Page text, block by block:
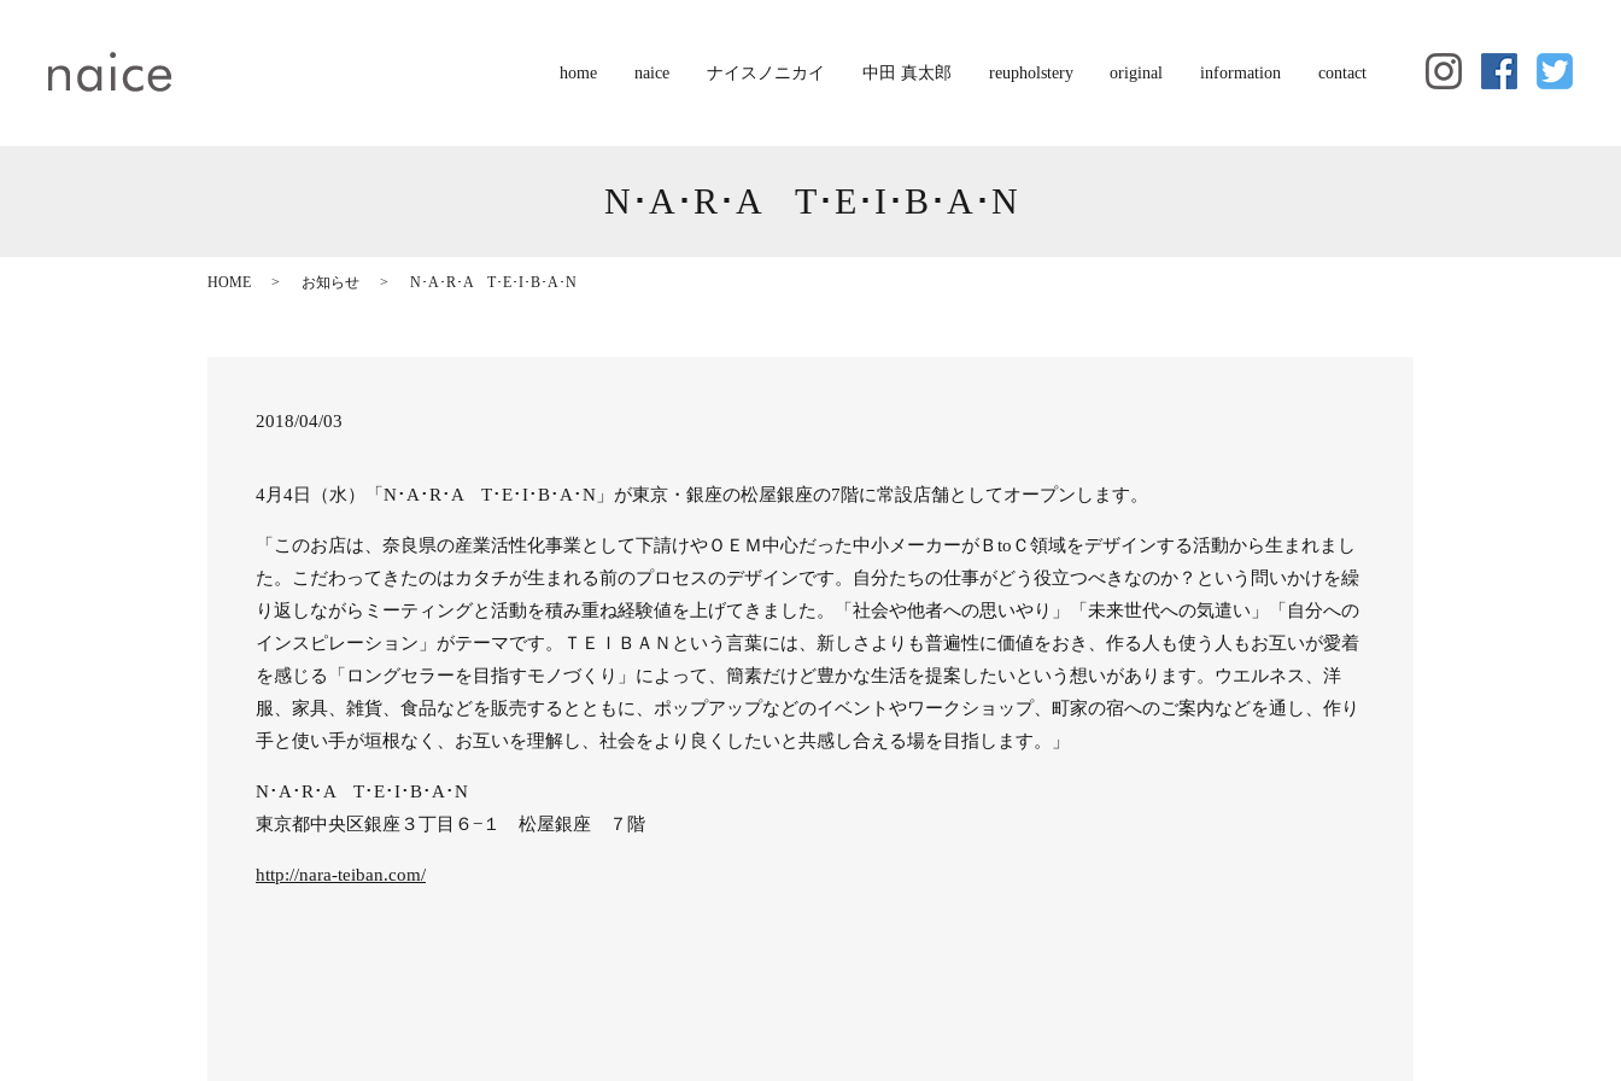
home naice ナイスノニカイ 中田 真太郎 reupholstery original information contact
N･A･R･A T･E･I･B･A･N
HOME お知らせ N･A･R･A T･E･I･B･A･N
2018/04/03
4月4日（水）「N･A･R･A T･E･I･B･A･N」が東京・銀座の松屋銀座の7階に常設店舗としてオープンします。
「このお店は、奈良県の産業活性化事業として下請けやＯＥＭ中心だった中小メーカーがＢtoＣ領域をデザインする活動から生まれまし
た。こだわってきたのはカタチが生まれる前のプロセスのデザインです。自分たちの仕事がどう役立つべきなのか？という問いかけを繰
り返しながらミーティングと活動を積み重ね経験値を上げてきました。「社会や他者への思いやり」「未来世代への気遣い」「自分への
インスピレーション」がテーマです。ＴＥＩＢＡＮという言葉には、新しさよりも普遍性に価値をおき、作る人も使う人もお互いが愛着
を感じる「ロングセラーを目指すモノづくり」によって、簡素だけど豊かな生活を提案したいという想いがあります。ウエルネス、洋
服、家具、雑貨、食品などを販売するとともに、ポップアップなどのイベントやワークショップ、町家の宿へのご案内などを通し、作り
手と使い手が垣根なく、お互いを理解し、社会をより良くしたいと共感し合える場を目指します。」
N･A･R･A T･E･I･B･A･N
東京都中央区銀座３丁目６−１ 松屋銀座 ７階
http://nara-teiban.com/